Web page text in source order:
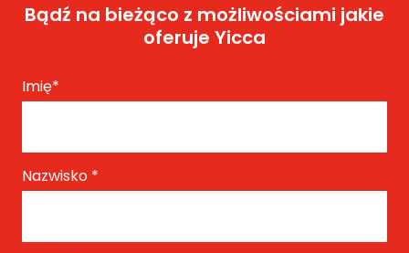
Bądź na bieżąco z możliwościami jakie
oferuje Yicca
Imię*
Nazwisko *